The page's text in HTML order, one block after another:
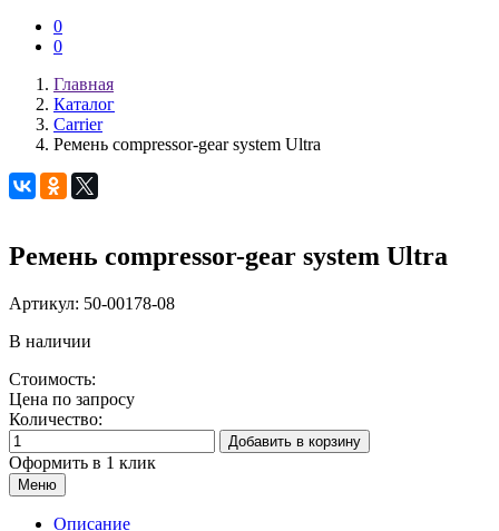
0
0
Главная
Каталог
Carrier
Ремень compressor-gear system Ultra
Ремень compressor-gear system Ultra
Артикул: 50-00178-08
В наличии
Стоимость:
Цена по запросу
Количество:
Добавить в корзину
Оформить в 1 клик
Меню
Описание